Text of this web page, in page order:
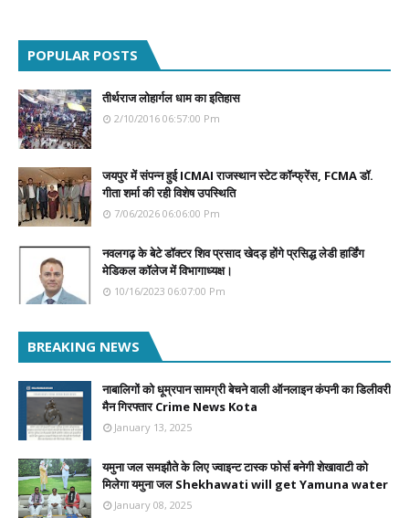
POPULAR POSTS
तीर्थराज लोहार्गल धाम का इतिहास
2/10/2016 06:57:00 Pm
जयपुर में संपन्न हुई ICMAI राजस्थान स्टेट कॉन्फ्रेंस, FCMA डॉ.
गीता शर्मा की रही विशेष उपस्थिति
7/06/2026 06:06:00 Pm
नवलगढ़ के बेटे डॉक्टर शिव प्रसाद खेदड़ होंगे प्रसिद्ध लेडी हार्डिंग
मेडिकल कॉलेज में विभागाध्यक्ष।
10/16/2023 06:07:00 Pm
BREAKING NEWS
नाबालिगों को धूम्रपान सामग्री बेचने वाली ऑनलाइन कंपनी का डिलीवरी
मैन गिरफ्तार Crime News Kota
January 13, 2025
यमुना जल समझौते के लिए ज्वाइन्ट टास्क फोर्स बनेगी शेखावाटी को
मिलेगा यमुना जल Shekhawati will get Yamuna water
January 08, 2025